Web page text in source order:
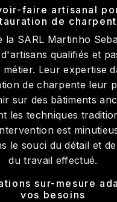
faire artisanal
de
la SARL Martinho
qualifiés et
Leur expertise
de charpente leur
sur des bâtiments
les techniques
est
le souci du détail et
du travail effectué.
sur-mesure
vos besoins